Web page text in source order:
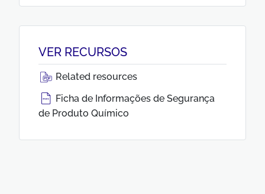
VER RECURSOS
Related resources
Ficha de Informações de Segurança
de Produto Químico